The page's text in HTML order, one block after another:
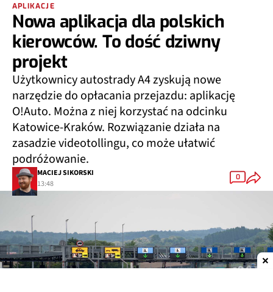
APLIKACJE
Nowa aplikacja dla polskich
kierowców. To dość dziwny
projekt
Użytkownicy autostrady A4 zyskują nowe
narzędzie do opłacania przejazdu: aplikację
O!Auto. Można z niej korzystać na odcinku
Katowice-Kraków. Rozwiązanie działa na
zasadzie videotollingu, co może ułatwić
podróżowanie.
MACIEJ SIKORSKI
13:48
0